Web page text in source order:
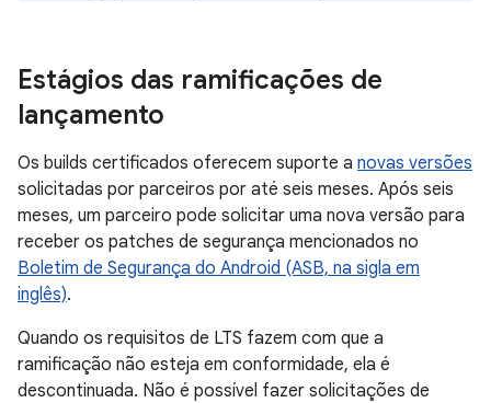
Estágios das ramificações de
lançamento
Os builds certificados oferecem suporte a novas versões
solicitadas por parceiros por até seis meses. Após seis
meses, um parceiro pode solicitar uma nova versão para
receber os patches de segurança mencionados no
Boletim de Segurança do Android (ASB, na sigla em
inglês).
Quando os requisitos de LTS fazem com que a
ramificação não esteja em conformidade, ela é
descontinuada. Não é possível fazer solicitações de